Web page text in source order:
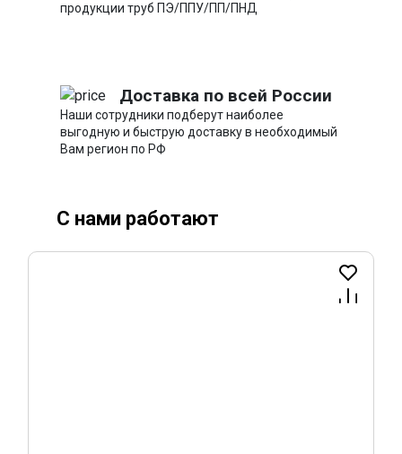
продукции труб ПЭ/ППУ/ПП/ПНД
Доставка по всей России
Наши сотрудники подберут наиболее
выгодную и быструю доставку в необходимый
Вам регион по РФ
С нами работают